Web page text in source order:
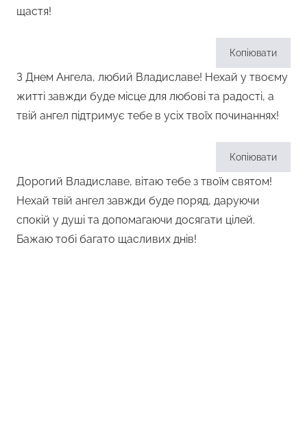
щастя!
Копіювати
З Днем Ангела, любий Владиславе! Нехай у твоєму
житті завжди буде місце для любові та радості, а
твій ангел підтримує тебе в усіх твоїх починаннях!
Копіювати
Дорогий Владиславе, вітаю тебе з твоїм святом!
Нехай твій ангел завжди буде поряд, даруючи
спокій у душі та допомагаючи досягати цілей.
Бажаю тобі багато щасливих днів!